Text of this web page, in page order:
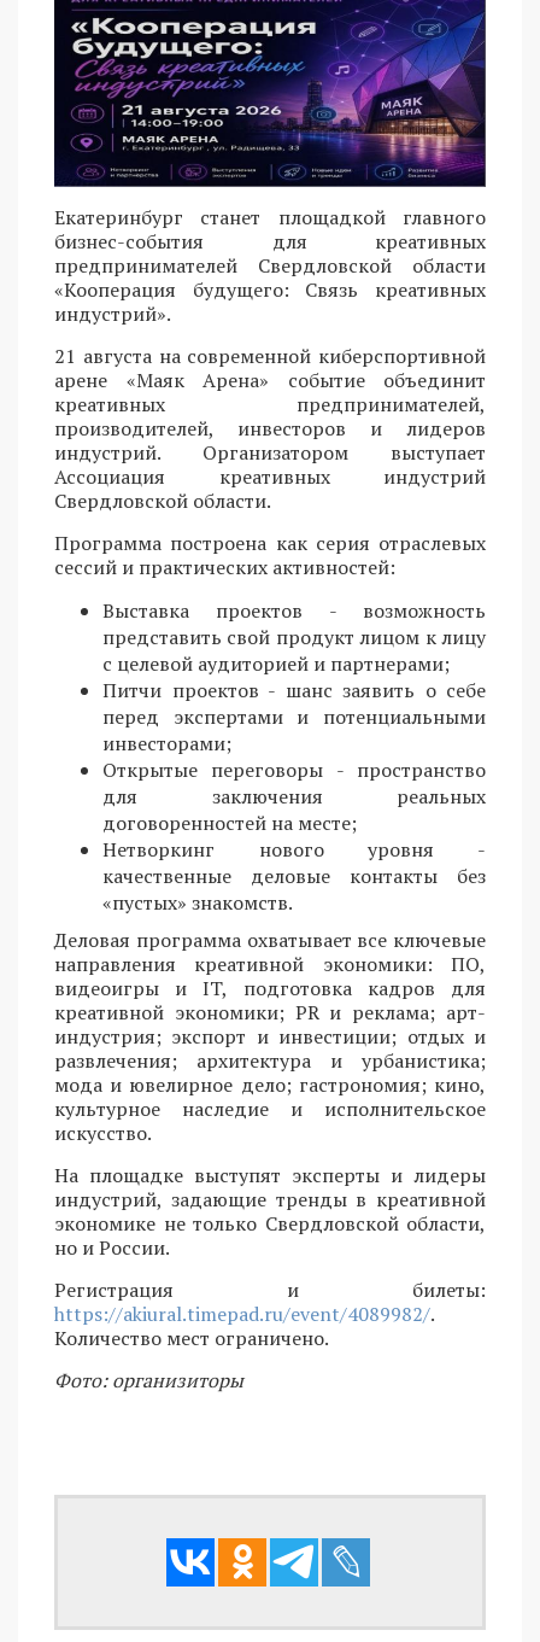
Екатеринбург станет площадкой главного
бизнес-события для креативных
предпринимателей Свердловской области
«Кооперация будущего: Связь креативных
индустрий».
21 августа на современной киберспортивной
арене «Маяк Арена» событие объединит
креативных предпринимателей,
производителей, инвесторов и лидеров
индустрий. Организатором выступает
Ассоциация креативных индустрий
Свердловской области.
Программа построена как серия отраслевых
сессий и практических активностей:
Выставка проектов - возможность
представить свой продукт лицом к лицу
с целевой аудиторией и партнерами;
Питчи проектов - шанс заявить о себе
перед экспертами и потенциальными
инвесторами;
Открытые переговоры - пространство
для заключения реальных
договоренностей на месте;
Нетворкинг нового уровня -
качественные деловые контакты без
«пустых» знакомств.
Деловая программа охватывает все ключевые
направления креативной экономики: ПО,
видеоигры и IT, подготовка кадров для
креативной экономики; PR и реклама; арт-
индустрия; экспорт и инвестиции; отдых и
развлечения; архитектура и урбанистика;
мода и ювелирное дело; гастрономия; кино,
культурное наследие и исполнительское
искусство.
На площадке выступят эксперты и лидеры
индустрий, задающие тренды в креативной
экономике не только Свердловской области,
но и России.
Регистрация и билеты:
https://akiural.timepad.ru/event/4089982/.
Количество мест ограничено.
Фото: организиторы